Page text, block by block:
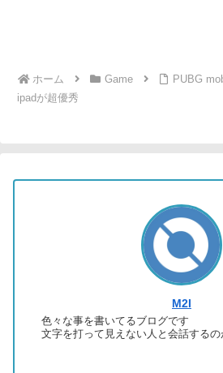
ホーム Game
PUBG
ipadが超優秀
M2I
色々な事を書いてるブログです
文字を打って見えない人と会話するの